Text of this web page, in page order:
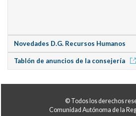
Novedades D.G. Recursos Humanos
Tablón de anuncios de la consejería
© Todos los derechos
Comunidad Autónoma de la